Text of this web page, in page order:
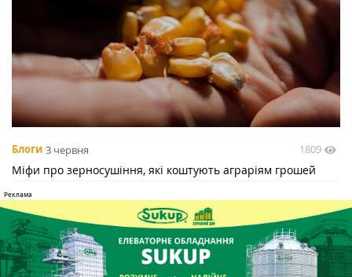
Блоги 3 червня 1809
Міфи про зерносушіння, які коштують аграріям грошей